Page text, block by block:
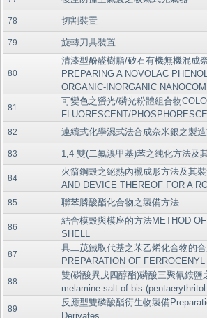
78 切割裝置
79 旋轉刀具裝置
80
清漆型酚醛樹脂/矽石有機無機混成
PREPARING A NOVOLAC
ORGANIC-INORGANIC
81
可變色之螢光/磷光粉體組合物
FLUORESCENT/
82 連續式化學濕式法合成奈米銀之製
83 1,4-雙(二氟溴甲基)苯之純化方法及
84
火箭鋼殼之絕熱內襯成形方法及其
AND DEVICE THEREOF FOR A
85 聯苯膦酸酯化合物之製備方法
86
結合模殼與模座的方法METHOD
SHELL
87
具二茂鐵取代基之苯乙烯化合物的
PREPARATION OF
88
雙(磷酸異戊四醇酯)磷酸三聚氰銨
melamine salt of bis-
89
反應型雙磷酸酯衍生物製備
Derivates